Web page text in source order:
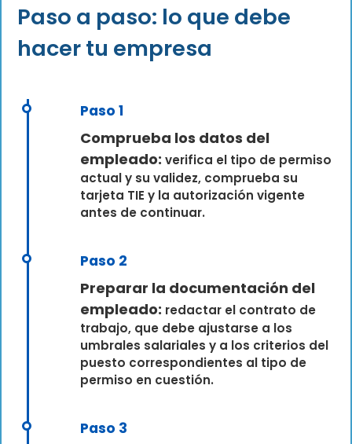
Paso a paso: lo que debe
hacer tu empresa
Paso 1
Comprueba los datos del
empleado: verifica el tipo de permiso
actual y su validez, comprueba su
tarjeta TIE y la autorización vigente
antes de continuar.
Paso 2
Preparar la documentación del
empleado: redactar el contrato de
trabajo, que debe ajustarse a los
umbrales salariales y a los criterios del
puesto correspondientes al tipo de
permiso en cuestión.
Paso 3